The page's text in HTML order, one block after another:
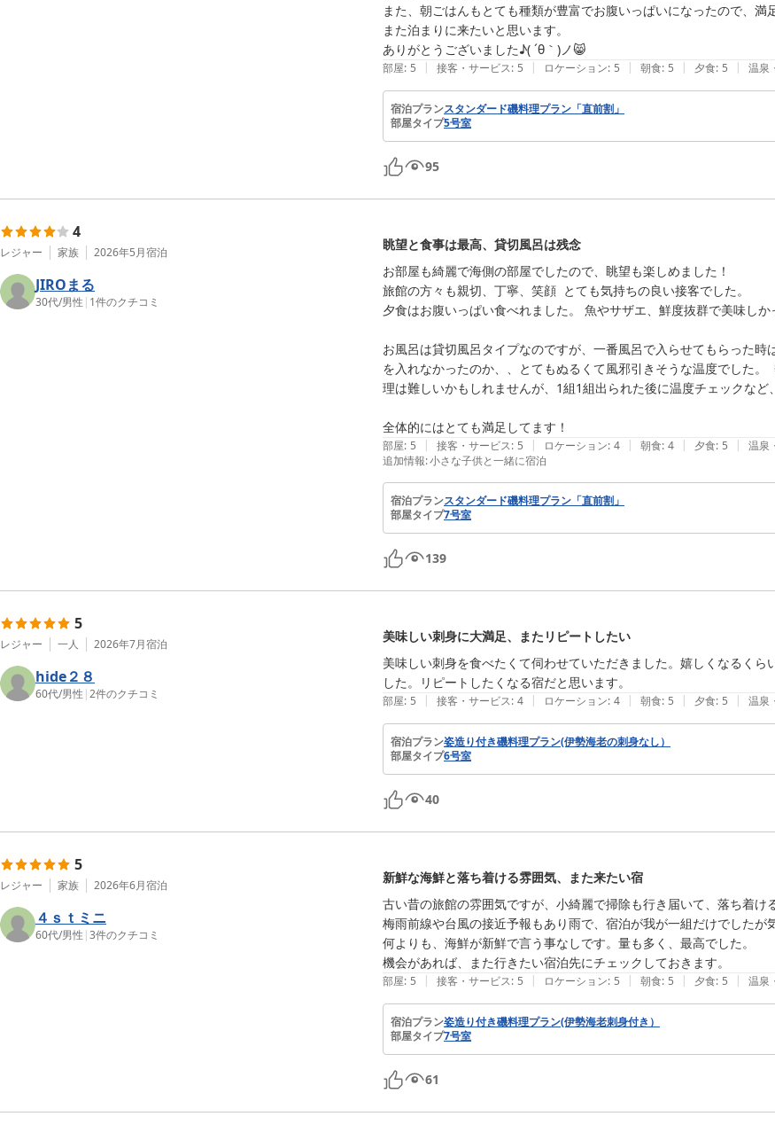
また、朝ごはんもとても種類が豊富でお腹いっぱいになったので、満
また泊まりに来たいと思います。
部屋: 5 | 接客・サービス: 5 | ロケーション: 5 | 朝食: 5 | 夕食: 5 | 温泉
宿泊プランスタンダード磯料理プラン「直前割」
部屋タイプ5号室
95
4
レジャー 家族 2026年5月宿泊
JIROまる
30代/男性 | 1件のクチコミ
眺望と食事は最高、貸切風呂は残念
お部屋も綺麗で海側の部屋でしたので、眺望も楽しめました！
旅館の方々も親切、丁寧、笑顔  とても気持ちの良い接客でした。
夕食はお腹いっぱい食べれました。 魚やサザエ、鮮度抜群で美味しか
お風呂は貸切風呂タイプなのですが、一番風呂で入らせてもらった
を入れなかったのか、、とてもぬるくて風邪引きそうな温度でした
理は難しいかもしれませんが、1組1組出られた後に温度チェックなど
全体的にはとても満足してます！
部屋: 5 | 接客・サービス: 5 | ロケーション: 4 | 朝食: 4 | 夕食: 5 | 温泉
追加情報:小さな子供と一緒に宿泊
宿泊プランスタンダード磯料理プラン「直前割」
部屋タイプ7号室
139
5
レジャー 一人 2026年7月宿泊
hide２８
60代/男性 |2件のクチコミ
美味しい刺身に大満足、またリピートしたい
美味しい刺身を食べたくて伺わせていただきました。嬉しくなるく
した。リピートしたくなる宿だと思います。
部屋: 5 | 接客・サービス: 4 | ロケーション: 4 | 朝食: 5 | 夕食: 5 | 温泉
宿泊プラン姿造り付き磯料理プラン(伊勢海老の刺身なし）
部屋タイプ6号室
40
5
レジャー 家族 2026年6月宿泊
４ｓｔミニ
60代/男性 |3件のクチコミ
新鮮な海鮮と落ち着ける雰囲気、また来たい宿
古い昔の旅館の雰囲気ですが、小綺麗で掃除も行き届いて、落ち着け
梅雨前線や台風の接近予報もあり雨で、宿泊が我が一組だけでしたが
何よりも、海鮮が新鮮で言う事なしです。量も多く、最高でした。
部屋: 5 | 接客・サービス: 5 | ロケーション: 5 | 朝食: 5 | 夕食: 5 | 温泉
宿泊プラン姿造り付き磯料理プラン(伊勢海老刺身付き）
部屋タイプ7号室
61